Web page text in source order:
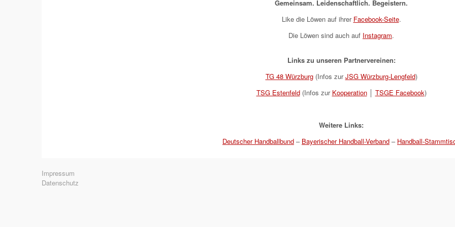
Gemeinsam. Leidenschaftlich. Begeistern.
Like die Löwen auf ihrer Facebook-Seite.
Die Löwen sind auch auf Instagram.
Links zu unseren Partnervereinen:
TG 48 Würzburg(Infos zurJSG Würzburg-Lengfeld)
TSG Estenfeld(Infos zur Kooperation│ TSGE Facebook)
Weitere Links:
Deutscher Handballbund – Bayerischer Handball-Verband – Handball-
Navigation
überspringen
Impressum
Datenschutz